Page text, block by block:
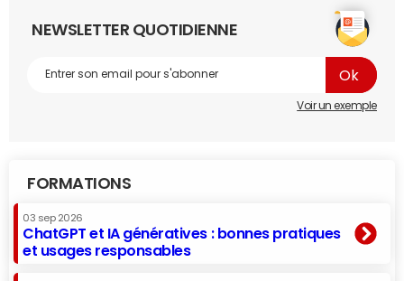
NEWSLETTER QUOTIDIENNE
Voir un exemple
FORMATIONS
03 sep 2026
ChatGPT et IA génératives : bonnes pratiques
et usages responsables